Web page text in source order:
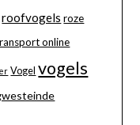
roofvogels roze
online
Vogel vogels